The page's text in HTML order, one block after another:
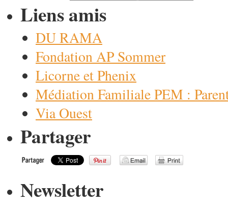
Liens amis
DU RAMA
Fondation AP Sommer
Licorne et Phenix
Médiation Familiale PEM :
Via Ouest
Partager
Newsletter